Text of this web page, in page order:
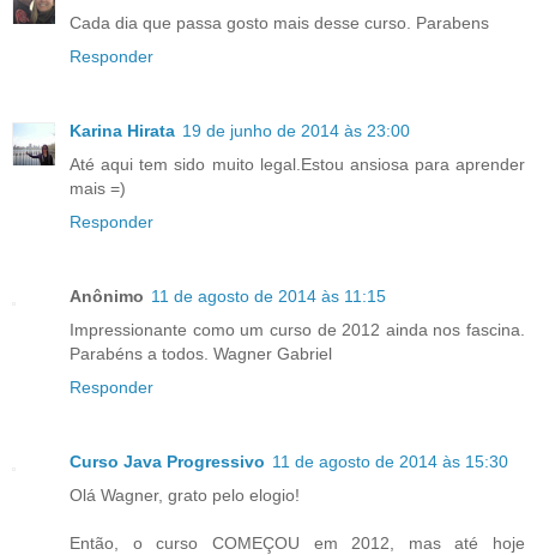
Cada dia que passa gosto mais desse curso. Parabens
Responder
Karina Hirata 19 de junho de 2014 às 23:00
Até aqui tem sido muito legal.Estou ansiosa para aprender
mais =)
Responder
Anônimo 11 de agosto de 2014 às 11:15
Impressionante como um curso de 2012 ainda nos fascina.
Parabéns a todos. Wagner Gabriel
Responder
Curso Java Progressivo 11 de agosto de 2014 às 15:30
Olá Wagner, grato pelo elogio!
Então, o curso COMEÇOU em 2012, mas até hoje